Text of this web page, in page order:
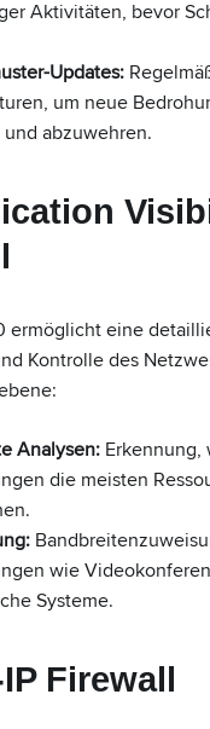
Aktivitäten, bevor
Updates:
um neue
abzuwehren.
ermöglicht eine
Kontrolle des
Analysen: Erkennung,
die meisten
wie
Systeme.
Firewall